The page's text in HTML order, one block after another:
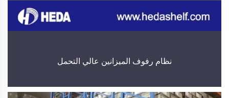
نظام رفوف الميزانين عالي التحمل